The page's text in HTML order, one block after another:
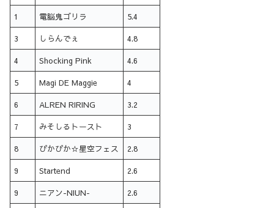
1 電脳鬼ゴリラ 5.4
3 しらんでぇ 4.8
4 Shocking Pink 4.6
5 Magi DE Maggie 4
6 ALREN RIRING 3.2
7 みそしるトースト 3
8 ぴかぴか☆星空フェス 2.8
9 Startend 2.6
9 ニアン-NIUN- 2.6